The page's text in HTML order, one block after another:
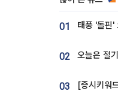
01
02 오늘은 절
03